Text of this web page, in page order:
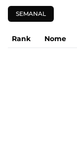
SEMANAL
Rank Nome